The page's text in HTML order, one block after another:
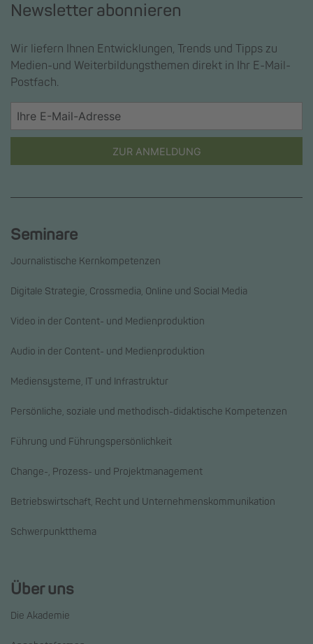
Newsletter abonnieren
Wir liefern Ihnen Entwicklungen, Trends und Tipps zu
Medien-und Weiterbildungsthemen direkt in Ihr E-Mail-
Postfach.
ZUR ANMELDUNG
Seminare
Journalistische Kernkompetenzen
Digitale Strategie, Crossmedia, Online und Social Media
Video in der Content- und Medienproduktion
Audio in der Content- und Medienproduktion
Mediensysteme, IT und Infrastruktur
Persönliche, soziale und methodisch-didaktische Kompetenzen
Führung und Führungspersönlichkeit
Change-, Prozess- und Projektmanagement
Betriebswirtschaft, Recht und Unternehmenskommunikation
Schwerpunktthema
Über uns
Die Akademie